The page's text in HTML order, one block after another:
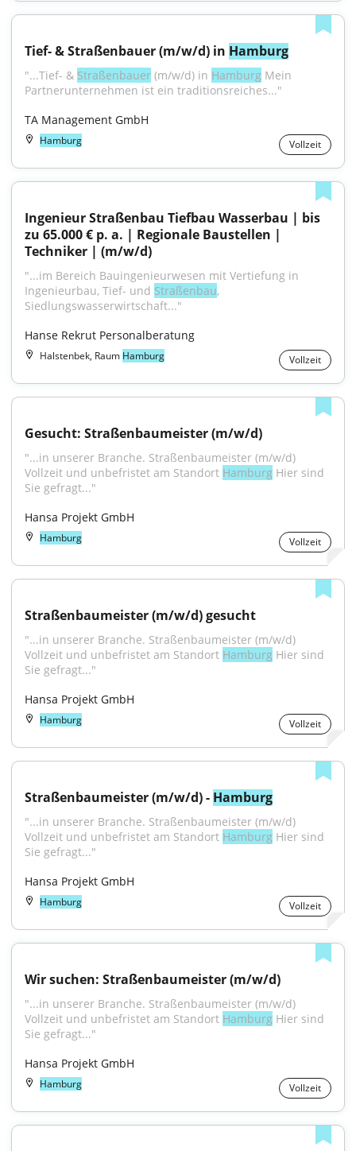
Tief- & Straßenbauer (m/w/d) in Hamburg
"...Tief- & Straßenbauer (m/w/d) in Hamburg Mein
Partnerunternehmen ist ein traditionsreiches..."
TA Management GmbH
Hamburg Vollzeit
Ingenieur Straßenbau Tiefbau Wasserbau | bis
zu 65.000 € p. a. | Regionale Baustellen |
Techniker | (m/w/d)
"...im Bereich Bauingenieurwesen mit Vertiefung in
Ingenieurbau, Tief- und Straßenbau,
Siedlungswasserwirtschaft..."
Hanse Rekrut Personalberatung
Halstenbek, Raum Hamburg Vollzeit
Gesucht: Straßenbaumeister (m/w/d)
"...in unserer Branche. Straßenbaumeister (m/w/d)
Vollzeit und unbefristet am Standort Hamburg Hier sind
Sie gefragt..."
Hansa Projekt GmbH
Hamburg Vollzeit
Straßenbaumeister (m/w/d) gesucht
"...in unserer Branche. Straßenbaumeister (m/w/d)
Vollzeit und unbefristet am Standort Hamburg Hier sind
Sie gefragt..."
Hansa Projekt GmbH
Hamburg Vollzeit
Straßenbaumeister (m/w/d) - Hamburg
"...in unserer Branche. Straßenbaumeister (m/w/d)
Vollzeit und unbefristet am Standort Hamburg Hier sind
Sie gefragt..."
Hansa Projekt GmbH
Hamburg Vollzeit
Wir suchen: Straßenbaumeister (m/w/d)
"...in unserer Branche. Straßenbaumeister (m/w/d)
Vollzeit und unbefristet am Standort Hamburg Hier sind
Sie gefragt..."
Hansa Projekt GmbH
Hamburg Vollzeit